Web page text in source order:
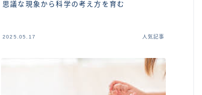
思議な現象から科学の考え方を育む
2025.05.17 人気記事